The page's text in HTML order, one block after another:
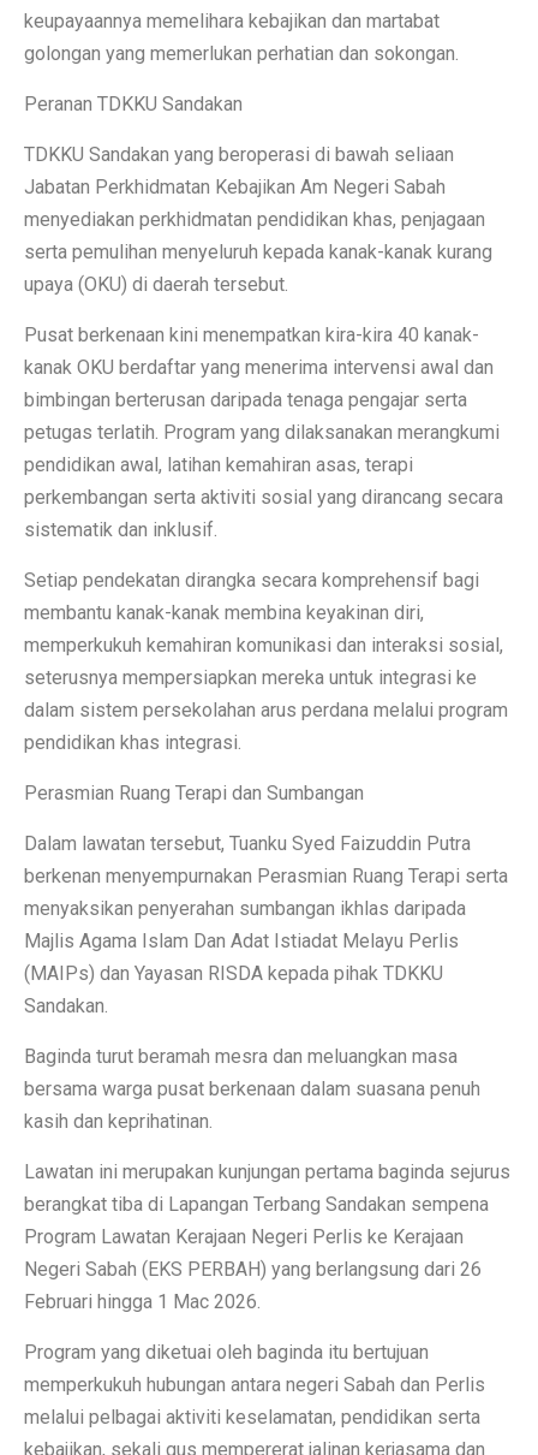
keupayaannya memelihara kebajikan dan martabat
golongan yang memerlukan perhatian dan sokongan.
Peranan TDKKU Sandakan
TDKKU Sandakan yang beroperasi di bawah seliaan
Jabatan Perkhidmatan Kebajikan Am Negeri Sabah
menyediakan perkhidmatan pendidikan khas, penjagaan
serta pemulihan menyeluruh kepada kanak-kanak kurang
upaya (OKU) di daerah tersebut.
Pusat berkenaan kini menempatkan kira-kira 40 kanak-
kanak OKU berdaftar yang menerima intervensi awal dan
bimbingan berterusan daripada tenaga pengajar serta
petugas terlatih. Program yang dilaksanakan merangkumi
pendidikan awal, latihan kemahiran asas, terapi
perkembangan serta aktiviti sosial yang dirancang secara
sistematik dan inklusif.
Setiap pendekatan dirangka secara komprehensif bagi
membantu kanak-kanak membina keyakinan diri,
memperkukuh kemahiran komunikasi dan interaksi sosial,
seterusnya mempersiapkan mereka untuk integrasi ke
dalam sistem persekolahan arus perdana melalui program
pendidikan khas integrasi.
Perasmian Ruang Terapi dan Sumbangan
Dalam lawatan tersebut, Tuanku Syed Faizuddin Putra
berkenan menyempurnakan Perasmian Ruang Terapi serta
menyaksikan penyerahan sumbangan ikhlas daripada
Majlis Agama Islam Dan Adat Istiadat Melayu Perlis
(MAIPs) dan Yayasan RISDA kepada pihak TDKKU
Sandakan.
Baginda turut beramah mesra dan meluangkan masa
bersama warga pusat berkenaan dalam suasana penuh
kasih dan keprihatinan.
Lawatan ini merupakan kunjungan pertama baginda sejurus
berangkat tiba di Lapangan Terbang Sandakan sempena
Program Lawatan Kerajaan Negeri Perlis ke Kerajaan
Negeri Sabah (EKS PERBAH) yang berlangsung dari 26
Februari hingga 1 Mac 2026.
Program yang diketuai oleh baginda itu bertujuan
memperkukuh hubungan antara negeri Sabah dan Perlis
melalui pelbagai aktiviti keselamatan, pendidikan serta
kebajikan, sekali gus mempererat jalinan kerjasama dan